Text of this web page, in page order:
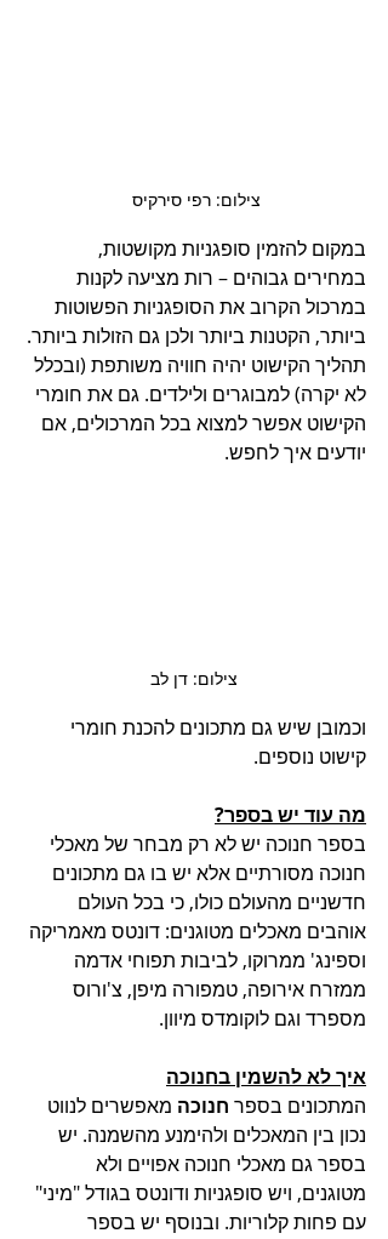
צילום: רפי סירקיס
במקום להזמין סופגניות מקושטות,
במחירים גבוהים – רות מציעה לקנות
במרכול הקרוב את הסופגניות הפשוטות
ביותר, הקטנות ביותר ולכן גם הזולות ביותר.
תהליך הקישוט יהיה חוויה משותפת (ובכלל
לא יקרה) למבוגרים ולילדים. גם את חומרי
הקישוט אפשר למצוא בכל המרכולים, אם
יודעים איך לחפש.
צילום: דן לב
וכמובן שיש גם מתכונים להכנת חומרי
קישוט נוספים.
מה עוד יש בספר?
בספר חנוכה יש לא רק מבחר של מאכלי
חנוכה מסורתיים אלא יש בו גם מתכונים
חדשניים מהעולם כולו, כי בכל העולם
אוהבים מאכלים מטוגנים: דונטס מאמריקה
וספינג' ממרוקו, לביבות תפוחי אדמה
ממזרח אירופה, טמפורה מיפן, צ'ורוס
מספרד וגם לוקומדס מיוון.
איך לא להשמין בחנוכה
המתכונים בספר חנוכה מאפשרים לנווט
נכון בין המאכלים ולהימנע מהשמנה. יש
בספר גם מאכלי חנוכה אפויים ולא
מטוגנים, ויש סופגניות ודונטס בגודל "מיני"
עם פחות קלוריות. ובנוסף יש בספר